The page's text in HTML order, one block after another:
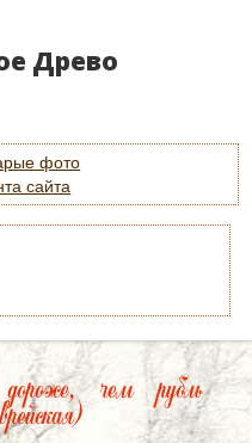
Древо
фото
сайта
чем рубль